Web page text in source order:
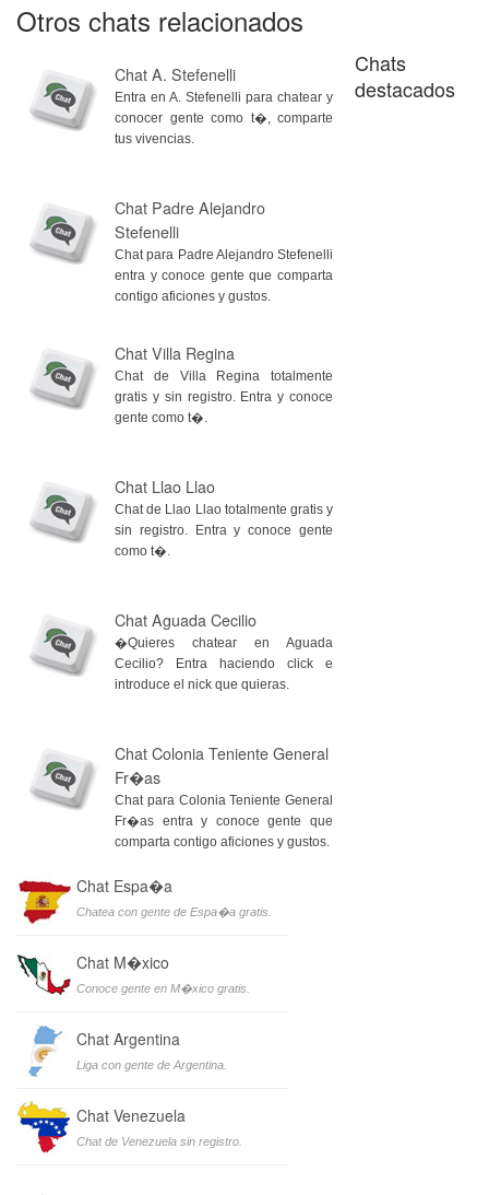
Otros chats relacionados
Chat A. Stefenelli
Entra en A. Stefenelli para chatear y
conocer gente como t�, comparte
tus vivencias.
Chat Padre Alejandro
Stefenelli
Chat para Padre Alejandro Stefenelli
entra y conoce gente que comparta
contigo aficiones y gustos.
Chat Villa Regina
Chat de Villa Regina totalmente
gratis y sin registro. Entra y conoce
gente como t�.
Chat Llao Llao
Chat de Llao Llao totalmente gratis y
sin registro. Entra y conoce gente
como t�.
Chat Aguada Cecilio
�Quieres chatear en Aguada
Cecilio? Entra haciendo click e
introduce el nick que quieras.
Chat Colonia Teniente General
Fr�as
Chat para Colonia Teniente General
Fr�as entra y conoce gente que
comparta contigo aficiones y gustos.
Chats
destacados
Chat Espa�a
Chatea con gente de Espa�a gratis.
Chat M�xico
Conoce gente en M�xico gratis.
Chat Argentina
Liga con gente de Argentina.
Chat Venezuela
Chat de Venezuela sin registro.